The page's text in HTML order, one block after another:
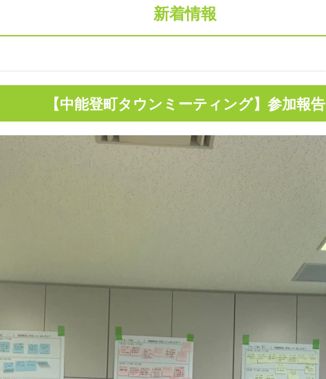
新着情報
【中能登町タウンミーティング】参加報告